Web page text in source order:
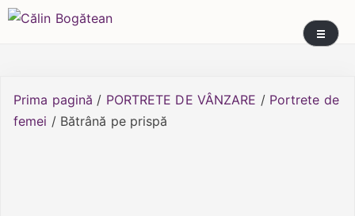
Skip
Călin Bogătean
Picturi originale, icoane contemporane pe lemn
și sticlă, portrete și restaurare artă – Călin
Prima pagină / PORTRETE DE VÂNZARE / Portrete de
femei / Bătrână pe prispă